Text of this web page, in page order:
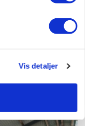
Vis detaljer